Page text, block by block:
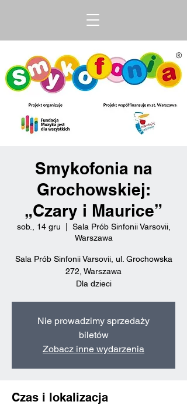
Smykofonia na
Grochowskiej:
„Czary i Maurice”
sob., 14 gru
Sala Prób Sinfonii Varsovii,
Warszawa
Sala Prób Sinfonii Varsovii, ul. Grochowska
272, Warszawa
Dla dzieci
Nie prowadzimy sprzedaży
biletów
Zobacz inne wydarzenia
Czas i lokalizacja